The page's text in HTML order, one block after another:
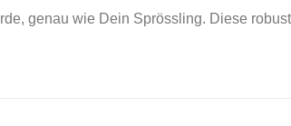
genau wie Dein Sprössling. Diese